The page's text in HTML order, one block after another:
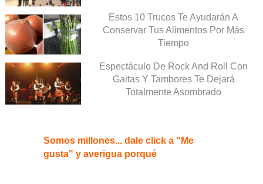
Estos 10 Trucos Te Ayudarán A
Conservar Tus Alimentos Por Más
Tiempo
Espectáculo De Rock And Roll Con
Gaitas Y Tambores Te Dejará
Totalmente Asombrado
Somos millones... dale click a "Me
gusta" y averigua porqué